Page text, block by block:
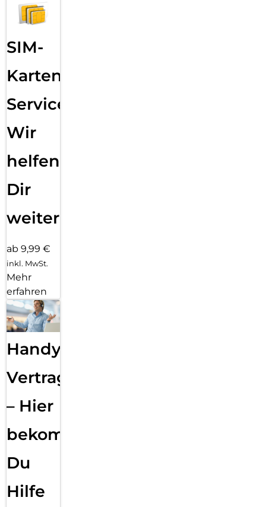
SIM-
Karten
Service:
Wir
helfen
Dir
weiter
ab 9,99 €
inkl. MwSt.
Mehr
erfahren
Handy
Vertragsabwicklung
– Hier
bekommst
Du
Hilfe